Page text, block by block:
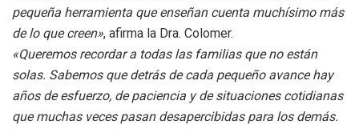
pequeña herramienta que enseñan cuenta muchísimo más
de lo que creen», afirma la Dra. Colomer.
«Queremos recordar a todas las familias que no están
solas. Sabemos que detrás de cada pequeño avance hay
años de esfuerzo, de paciencia y de situaciones cotidianas
que muchas veces pasan desapercibidas para los demás.